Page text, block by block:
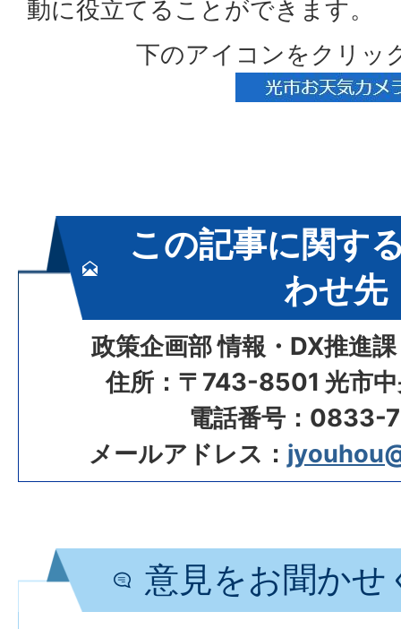
動に役立てることができます。
下のアイコンをクリッ
この記事に関す
わせ先
政策企画部 情報・DX推進
住所：〒743-8501 光市中
電話番号：0833-
メールアドレス：
意見をお聞かせ